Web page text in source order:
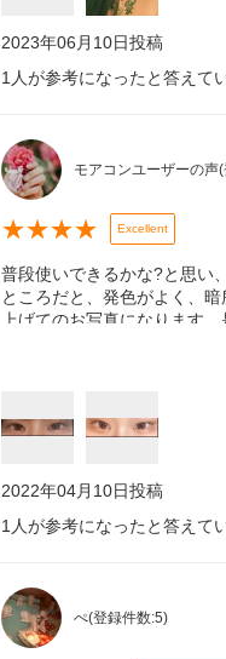
2023年06月10日投稿
1 人が参考になったと答えて
モアコンユーザーの声(
★★★★ Excellent
普段使いできるかな?と思い
ところだと、発色がよく、
上げてのお写真になります
2022年04月10日投稿
1 人が参考になったと答えて
ぺ(登録件数:5)